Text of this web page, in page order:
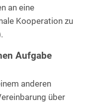
an eine
Kooperation zu
Aufgabe
anderen
über